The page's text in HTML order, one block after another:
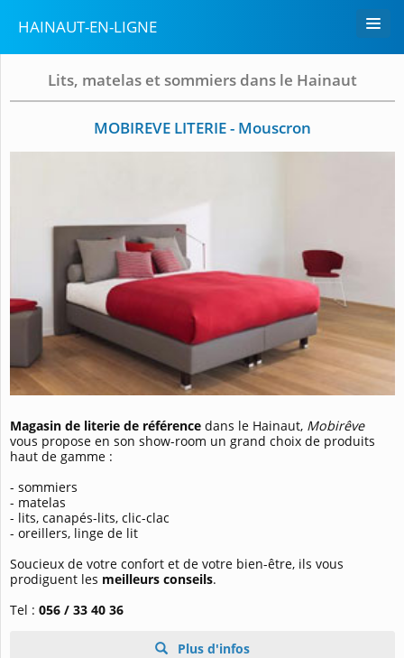
HAINAUT-EN-LIGNE
Lits, matelas et sommiers dans le Hainaut
MOBIREVE LITERIE - Mouscron
Magasin de literie de référence dans le Hainaut, Mobirêve
vous propose en son show-room un grand choix de produits
haut de gamme :
- sommiers
- matelas
- lits, canapés-lits, clic-clac
- oreillers, linge de lit
Soucieux de votre confort et de votre bien-être, ils vous
prodiguent les meilleurs conseils.
Tel : 056 / 33 40 36
Plus d'infos